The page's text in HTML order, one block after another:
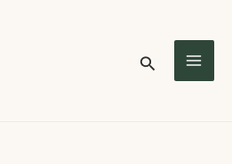
Rechercher